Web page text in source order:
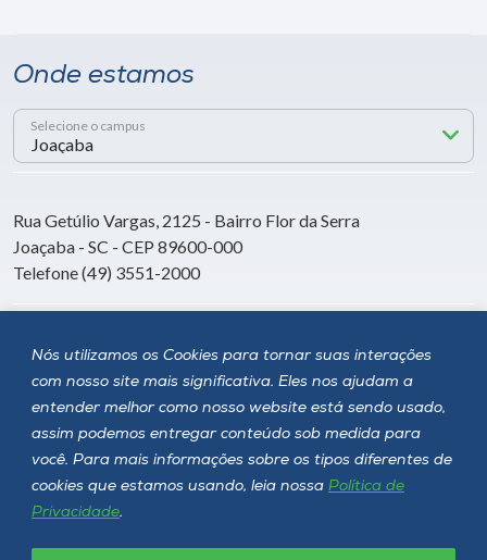
Nós utilizamos os Cookies para tornar suas interações
com nosso site mais significativa. Eles nos ajudam a
entender melhor como nosso website está sendo usado,
assim podemos entregar conteúdo sob medida para
você. Para mais informações sobre os tipos diferentes de
cookies que estamos usando, leia nossa Política de
Privacidade.
Onde estamos
Selecione o campus
Rua Getúlio Vargas, 2125 - Bairro Flor da Serra
Joaçaba - SC - CEP 89600-000
Telefone (49) 3551-2000
Siga a Unoesc